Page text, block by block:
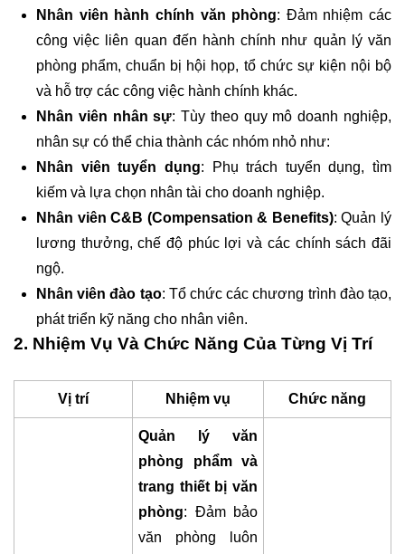
Nhân viên hành chính văn phòng: Đảm nhiệm các
công việc liên quan đến hành chính như quản lý văn
phòng phẩm, chuẩn bị hội họp, tổ chức sự kiện nội bộ
và hỗ trợ các công việc hành chính khác.
Nhân viên nhân sự: Tùy theo quy mô doanh nghiệp,
nhân sự có thể chia thành các nhóm nhỏ như:
Nhân viên tuyển dụng: Phụ trách tuyển dụng, tìm
kiếm và lựa chọn nhân tài cho doanh nghiệp.
Nhân viên C&B (Compensation & Benefits): Quản lý
lương thưởng, chế độ phúc lợi và các chính sách đãi
ngộ.
Nhân viên đào tạo: Tổ chức các chương trình đào tạo,
phát triển kỹ năng cho nhân viên.
2. Nhiệm Vụ Và Chức Năng Của Từng Vị Trí
Vị trí Nhiệm vụ Chức năng
Quản lý văn
phòng phẩm và
trang thiết bị văn
phòng: Đảm bảo
văn phòng luôn